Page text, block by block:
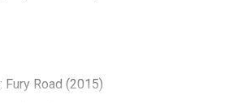
la historia y el rey de Ítaca.
y astucia. Su mayor
a su esposa Penélope y su hijo
Road (2015)